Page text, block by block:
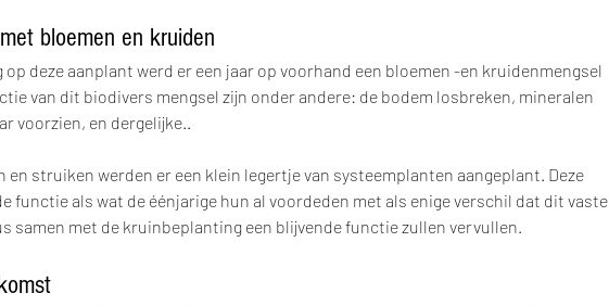
bloemen en kruiden
deze aanplant werd er een jaar op voorhand een bloemen -en kruidenmengsel
van dit biodivers mengsel zijn onder andere: de bodem losbreken, mineralen
voorzien, en dergelijke..
en struiken werden er een klein legertje van systeemplanten aangeplant. Deze
functie als wat de éénjarige hun al voordeden met als enige verschil dat dit vaste
samen met de kruinbeplanting een blijvende functie zullen vervullen.